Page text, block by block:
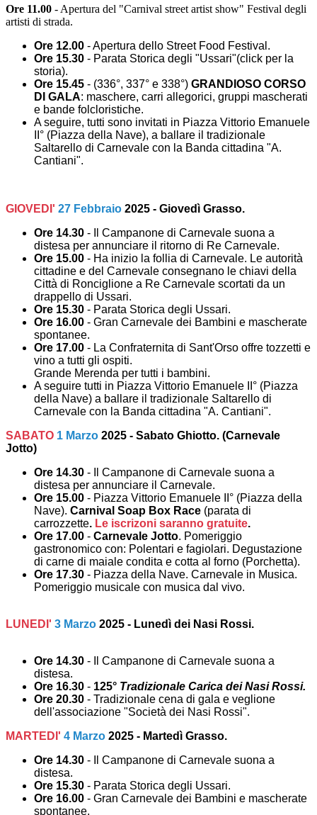
Ore 11.00 - Apertura del "Carnival street artist show" Festival degli
artisti di strada.
Ore 12.00 - Apertura dello Street Food Festival.
Ore 15.30 - Parata Storica degli "Ussari"(click per la
storia).
Ore 15.45 - (336°, 337° e 338°) GRANDIOSO CORSO
DI GALA: maschere, carri allegorici, gruppi mascherati
e bande folcloristiche.
A seguire, tutti sono invitati in Piazza Vittorio Emanuele
II° (Piazza della Nave), a ballare il tradizionale
Saltarello di Carnevale con la Banda cittadina "A.
Cantiani".
GIOVEDI' 27 Febbraio 2025 - Giovedì Grasso.
Ore 14.30 - Il Campanone di Carnevale suona a
distesa per annunciare il ritorno di Re Carnevale.
Ore 15.00 - Ha inizio la follia di Carnevale. Le autorità
cittadine e del Carnevale consegnano le chiavi della
Città di Ronciglione a Re Carnevale scortati da un
drappello di Ussari.
Ore 15.30 - Parata Storica degli Ussari.
Ore 16.00 - Gran Carnevale dei Bambini e mascherate
spontanee.
Ore 17.00 - La Confraternita di Sant'Orso offre tozzetti e
vino a tutti gli ospiti.
Grande Merenda per tutti i bambini.
A seguire tutti in Piazza Vittorio Emanuele II° (Piazza
della Nave) a ballare il tradizionale Saltarello di
Carnevale con la Banda cittadina "A. Cantiani".
SABATO 1 Marzo 2025 - Sabato Ghiotto. (Carnevale
Jotto)
Ore 14.30 - Il Campanone di Carnevale suona a
distesa per annunciare il Carnevale.
Ore 15.00 - Piazza Vittorio Emanuele II° (Piazza della
Nave). Carnival Soap Box Race (parata di
carrozzette. Le iscrizoni saranno gratuite.
Ore 17.00 - Carnevale Jotto. Pomeriggio
gastronomico con: Polentari e fagiolari. Degustazione
di carne di maiale condita e cotta al forno (Porchetta).
Ore 17.30 - Piazza della Nave. Carnevale in Musica.
Pomeriggio musicale con musica dal vivo.
LUNEDI' 3 Marzo 2025 - Lunedì dei Nasi Rossi.
Ore 14.30 - Il Campanone di Carnevale suona a
distesa.
Ore 16.30 - 125° Tradizionale Carica dei Nasi Rossi.
Ore 20.30 - Tradizionale cena di gala e veglione
dell'associazione "Società dei Nasi Rossi".
MARTEDI' 4 Marzo 2025 - Martedì Grasso.
Ore 14.30 - Il Campanone di Carnevale suona a
distesa.
Ore 15.30 - Parata Storica degli Ussari.
Ore 16.00 - Gran Carnevale dei Bambini e mascherate
spontanee.